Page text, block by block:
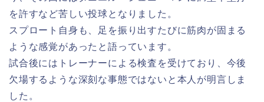
を許すなど苦しい投球となりました。
スプロート自身も、足を振り出すたびに筋肉が固まる
ような感覚があったと語っています。
試合後にはトレーナーによる検査を受けており、今後
欠場するような深刻な事態ではないと本人が明言しま
した。